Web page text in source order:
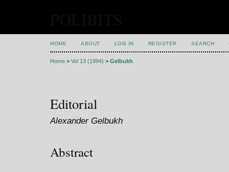
HOME ABOUT LOG IN REGISTER SEARCH
Home > Vol 13 (1994) > Gelbukh
Editorial
Alexander Gelbukh
Abstract